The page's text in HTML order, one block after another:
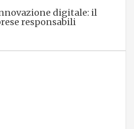
digitale: il
responsabili